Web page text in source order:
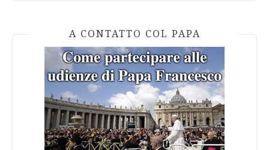
A CONTATTO COL PAPA